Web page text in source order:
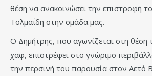
θέση να ανακοινώσει την επιστροφή
Τολμαΐδη στην ομάδα μας.
Ο Δημήτρης, που αγωνίζεται στη θέση
χαφ, επιστρέφει στο γνώριμο
την περσινή του παρουσία στον Αετό